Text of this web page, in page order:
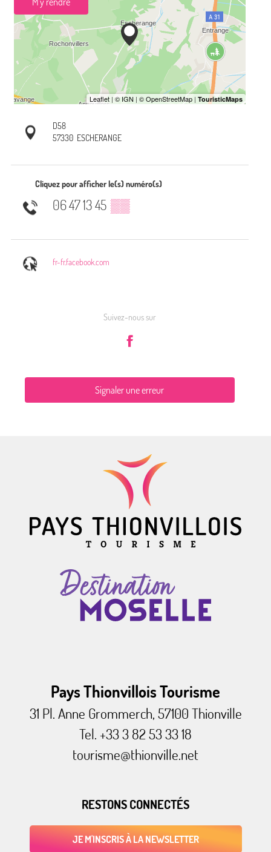
D58
57330 ESCHERANGE
Cliquez pour afficher le(s) numéro(s)
06 47 13 45 ▒▒
fr-fr.facebook.com
Suivez-nous sur
Signaler une erreur
Pays Thionvillois Tourisme
31 Pl. Anne Grommerch, 57100 Thionville
Tel. +33 3 82 53 33 18
tourisme@thionville.net
RESTONS CONNECTÉS
JE M'INSCRIS À LA NEWSLETTER